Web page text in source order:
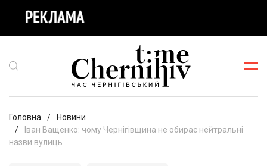
Головна
Новини
Іван Ващенко: чому Чернігівщина не обирає нейтральні
назви вулиць